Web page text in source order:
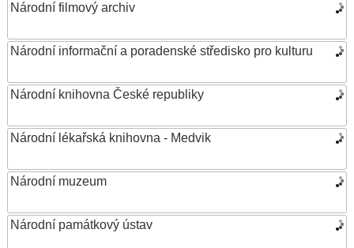
Národní filmový archiv
Národní informační a poradenské středisko pro kulturu
Národní knihovna České republiky
Národní lékařská knihovna - Medvik
Národní muzeum
Národní památkový ústav